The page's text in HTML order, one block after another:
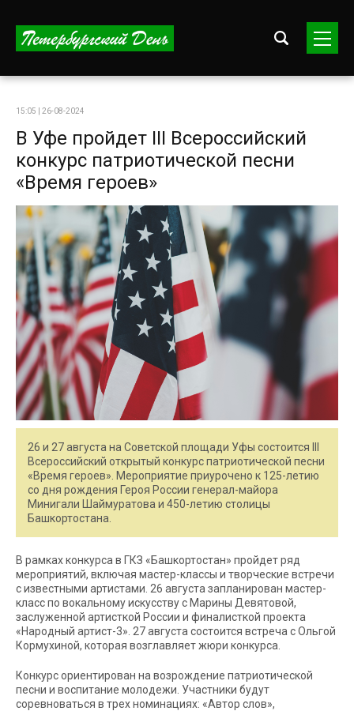
15:05 | 26-08-2024
В Уфе пройдет III Всероссийский
конкурс патриотической песни
«Время героев»
26 и 27 августа на Советской площади Уфы состоится III
Всероссийский открытый конкурс патриотической песни
«Время героев». Мероприятие приурочено к 125-летию
со дня рождения Героя России генерал-майора
Минигали Шаймуратова и 450-летию столицы
Башкортостана.
В рамках конкурса в ГКЗ «Башкортостан» пройдет ряд
мероприятий, включая мастер-классы и творческие встречи
с известными артистами. 26 августа запланирован мастер-
класс по вокальному искусству с Марины Девятовой,
заслуженной артисткой России и финалисткой проекта
«Народный артист-3». 27 августа состоится встреча с Ольгой
Кормухиной, которая возглавляет жюри конкурса.
Конкурс ориентирован на возрождение патриотической
песни и воспитание молодежи. Участники будут
соревноваться в трех номинациях: «Автор слов»,